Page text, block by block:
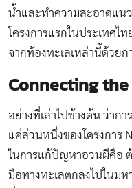
น้ำและทำความสะอาดแนว
โครงการแรกในประเทศ
จากท้องทะเลเหล่านี้ด้วยก
Connecting
อย่างที่เล่าไปข้างต้น ว่าก
แค่ส่วนหนึ่งของโครงการ
ในการแก้ปัญหาอวนผีคือ
มือทางทะเลตกลงไปในม